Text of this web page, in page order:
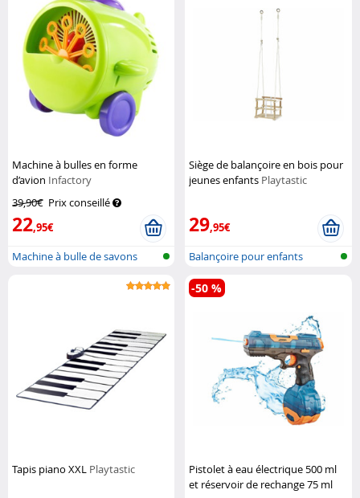
Machine à bulles en forme
d’avion Infactory
39,90€ Prix conseillé
22,95€
Machine à bulle de savons
Siège de balançoire en bois pour
jeunes enfants Playtastic
29,95€
Balançoire pour enfants
Tapis piano XXL Playtastic
Pistolet à eau électrique 500 ml
et réservoir de rechange 75 ml
-50 %